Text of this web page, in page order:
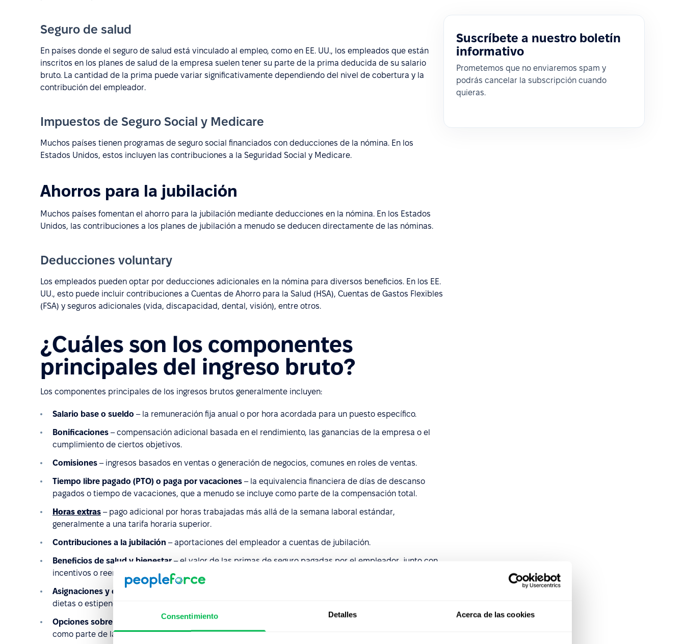
Consentimiento Detalles Acerca de las cookies
Seguro de salud
En países donde el seguro de salud está vinculado al empleo, como en EE. UU., los empleados que están
inscritos en los planes de salud de la empresa suelen tener su parte de la prima deducida de su salario
bruto. La cantidad de la prima puede variar significativamente dependiendo del nivel de cobertura y la
contribución del empleador.
Impuestos de Seguro Social y Medicare
Muchos países tienen programas de seguro social financiados con deducciones de la nómina. En los
Estados Unidos, estos incluyen las contribuciones a la Seguridad Social y Medicare.
Ahorros para la jubilación
Muchos países fomentan el ahorro para la jubilación mediante deducciones en la nómina. En los Estados
Unidos, las contribuciones a los planes de jubilación a menudo se deducen directamente de las nóminas.
Deducciones voluntary
Los empleados pueden optar por deducciones adicionales en la nómina para diversos beneficios. En los EE.
UU., esto puede incluir contribuciones a Cuentas de Ahorro para la Salud (HSA), Cuentas de Gastos Flexibles
(FSA) y seguros adicionales (vida, discapacidad, dental, visión), entre otros.
¿Cuáles son los componentes
principales del ingreso bruto?
Los componentes principales de los ingresos brutos generalmente incluyen:
Salario base o sueldo – la remuneración fija anual o por hora acordada para un puesto específico.
Bonificaciones – compensación adicional basada en el rendimiento, las ganancias de la empresa o el
cumplimiento de ciertos objetivos.
Comisiones – ingresos basados en ventas o generación de negocios, comunes en roles de ventas.
Tiempo libre pagado (PTO) o paga por vacaciones – la equivalencia financiera de días de descanso
pagados o tiempo de vacaciones, que a menudo se incluye como parte de la compensación total.
Horas extras – pago adicional por horas trabajadas más allá de la semana laboral estándar,
generalmente a una tarifa horaria superior.
Contribuciones a la jubilación – aportaciones del empleador a cuentas de jubilación.
Beneficios de salud y bienestar – el valor de las primas de seguro pagadas por el empleador, junto con
incentivos o reembolsos relacionados con el bienestar.
Asignaciones y conceptos adicionales (perks)
dietas o estipendios para vivienda.
Opciones sobre acciones o patrimonio– acciones o opciones de la empresa otorgadas a los empleados
como parte de la compensación, permitiéndoles beneficiarse del éxito financiero de la empresa.
Suscríbete a nuestro boletín
informativo
Prometemos que no enviaremos spam y
podrás cancelar la subscripción cuando
quieras.